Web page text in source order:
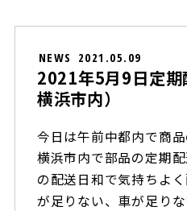
NEWS 2021.05.09
2021年5月9日定期
横浜市内）
今日は午前中都内で商
横浜市内で部品の定期
の配送日和で気持ちよく
が足りない、車が足り